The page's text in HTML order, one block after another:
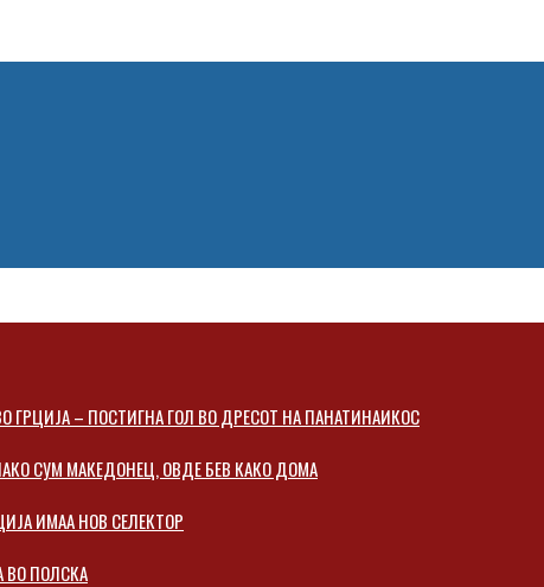
ГРЦИЈА – ПОСТИГНА ГОЛ ВО ДРЕСОТ НА ПАНАТИНАИКОС
СУМ МАКЕДОНЕЦ, ОВДЕ БЕВ КАКО ДОМА
ИМАА НОВ СЕЛЕКТОР
ВО ПОЛСКА